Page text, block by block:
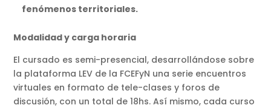
fenómenos territoriales.
Modalidad y carga horaria
El cursado es semi-presencial, desarrollándose sobre
la plataforma LEV de la FCEFyN una serie encuentros
virtuales en formato de tele-clases y foros de
discusión, con un total de 18hs. Así mismo, cada curso